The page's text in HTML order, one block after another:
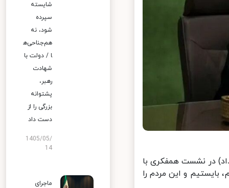
ویژه ایران در امور چین، امروز ( چهارشنبه 27 خرداد) در نشست همفکری با
بایستیم و این مردم را
شایسته
سپرده
شود، نه
هم‌جناحی‌ه
ا / دولت با
شهادت
رهبر،
پشتوانه
بزرگی را از
دست داد
1405/05/
14
ماجرای